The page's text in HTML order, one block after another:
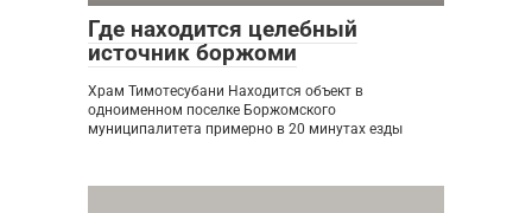
Где находится целебный
источник боржоми
Храм Тимотесубани Находится объект в
одноименном поселке Боржомского
муниципалитета примерно в 20 минутах езды